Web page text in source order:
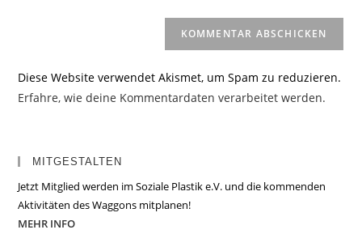
Diese Website verwendet Akismet, um Spam zu reduzieren.
Erfahre, wie deine Kommentardaten verarbeitet werden.
MITGESTALTEN
Jetzt Mitglied werden im Soziale Plastik e.V. und die kommenden
Aktivitäten des Waggons mitplanen!
MEHR INFO